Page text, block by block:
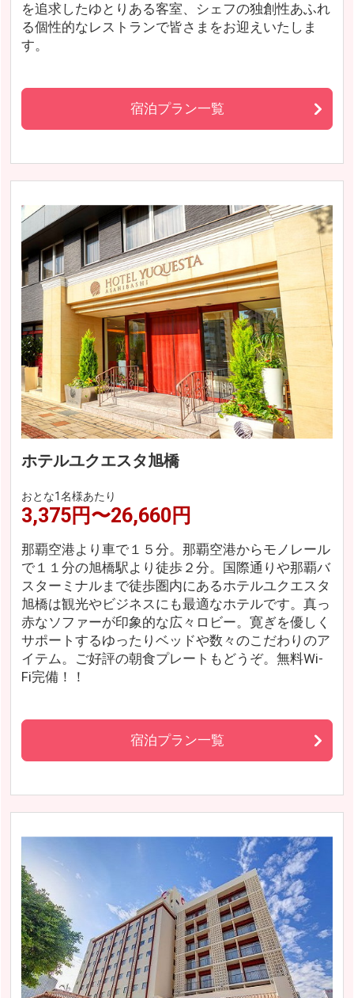
を追求したゆとりある客室、シェフの独創性あふれ
る個性的なレストランで皆さまをお迎えいたしま
す。
宿泊プラン一覧
ホテルユクエスタ旭橋
おとな1名様あたり
3,375円〜26,660円
那覇空港より車で１５分。那覇空港からモノレール
で１１分の旭橋駅より徒歩２分。国際通りや那覇バ
スターミナルまで徒歩圏内にあるホテルユクエスタ
旭橋は観光やビジネスにも最適なホテルです。真っ
赤なソファーが印象的な広々ロビー。寛ぎを優しく
サポートするゆったりベッドや数々のこだわりのア
イテム。ご好評の朝食プレートもどうぞ。無料Wi-
Fi完備！！
宿泊プラン一覧